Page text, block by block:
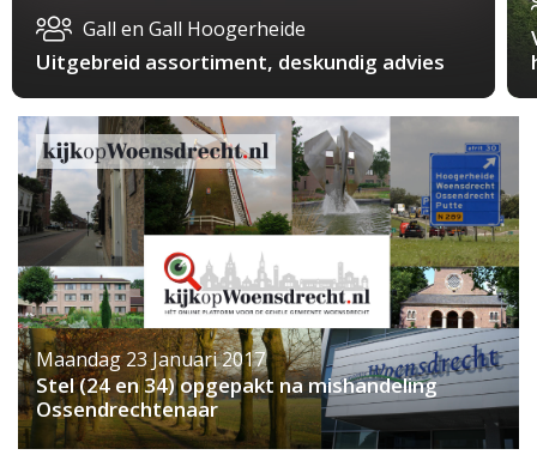
Gall en Gall Hoogerheide
Uitgebreid assortiment, deskundig advies
Maandag 23 Januari 2017
Stel (24 en 34) opgepakt na mishandeling
Ossendrechtenaar